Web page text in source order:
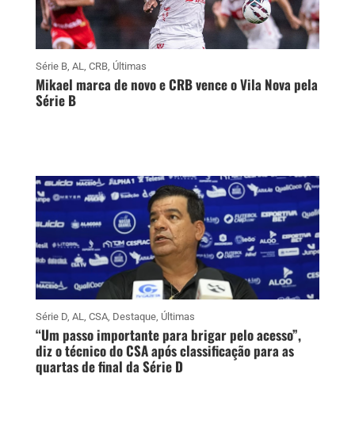
Série B, AL, CRB, Últimas
Mikael marca de novo e CRB vence o Vila Nova pela
Série B
Série D, AL, CSA, Destaque, Últimas
“Um passo importante para brigar pelo acesso”,
diz o técnico do CSA após classificação para as
quartas de final da Série D